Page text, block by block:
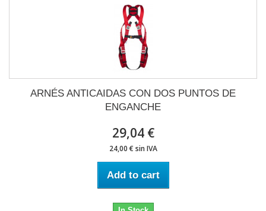
ARNÉS ANTICAIDAS CON DOS PUNTOS DE
ENGANCHE
29,04 €
24,00 € sin IVA
Add to cart